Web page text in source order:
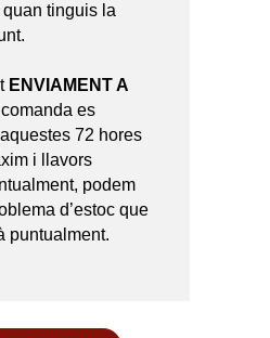
tinguis la
ENVIAMENT A
es
72 hores
i llavors
podem
d’estoc que
puntualment.